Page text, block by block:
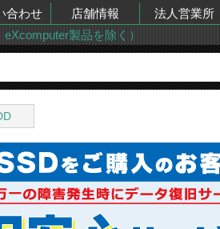
合わせ 店舗情報 法人営業所
製品を除く）